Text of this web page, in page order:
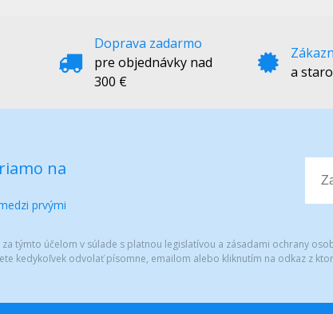
Doprava zadarmo
pre objednávky nad
300 €
a
na
prvými
týmto účelom v súlade s platnou legislatívou a zásadami ochrany
kedykoľvek odvolať písomne, emailom alebo kliknutím na odkaz z